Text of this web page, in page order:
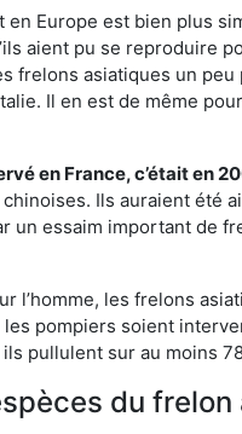
Europe est bien plus
aient pu se reproduire
frelons asiatiques un
Il en est de même
en France, c’était en
Ils auraient été
un essaim important de
les frelons
pompiers soient
pullulent sur au moins
du